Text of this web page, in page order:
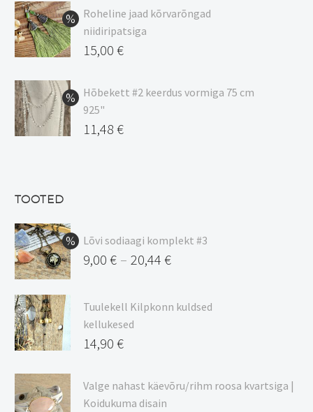
9,00 €
kuni
20,44 €
Roheline jaad kõrvarõngad
niidiripatsiga
Algne
oli:
17,00 €.
15,00 €
hind
on:
15,00 €.
Hõbekett #2 keerdus vormiga 75 cm
925"
Algne
11,48 €
TOOTED
Lõvi sodiaagi komplekt #3
9,00 € – 20,44 €
9,00 €
kuni
20,44 €
Tuulekell Kilpkonn kuldsed
kellukesed
14,90 €
Valge nahast käevõru/rihm roosa kvartsiga |
Koidukuma disain